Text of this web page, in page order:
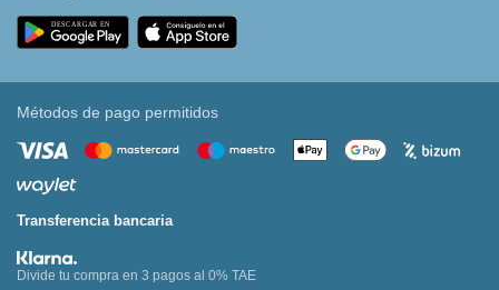
Métodos de pago permitidos
Transferencia bancaria
Divide tu compra en 3 pagos al 0% TAE